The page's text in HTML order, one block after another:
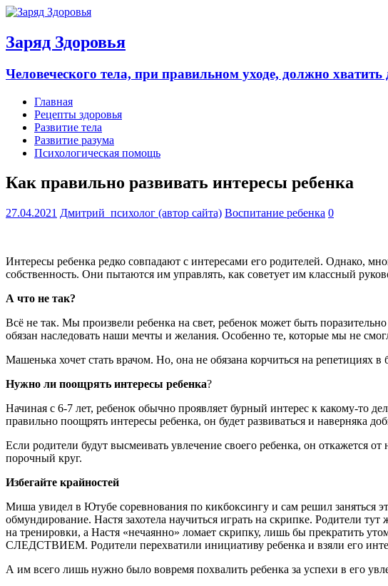
Заряд Здоровья
Человеческого тела, при правильном уходе, должно
Главная
Рецепты здоровья
Развитие тела
Развитие разума
Психологическая помощь
Как правильно развивать интересы ребенка
27.04.2021 Дмитрий_психолог (автор сайта) Воспитание ребенка 0
Интересы ребенка редко совпадают с интересами его родителей. Однако,
собственность. Они пытаются им управлять, как советует им классный
А что не так?
Всё не так. Мы произвели ребенка на свет, ребенок может быть
обязан наследовать наши мечты и желания. Особенно те, которые мы не
Машенька хочет стать врачом. Но, она не обязана корчиться на репетициях
Нужно ли поощрять интересы ребенка?
Начиная с 6-7 лет, ребенок обычно проявляет бурный интерес к какому-то
правильно поощрять интересы ребенка, он будет развиваться и наверняка
Если родители будут высмеивать увлечение своего ребенка, он откажется
порочный круг.
Избегайте крайностей
Миша увидел в Ютубе соревнования по кикбоксингу и сам решил заняться
обмундирование. Настя захотела научиться играть на скрипке. Родители
на тренировки, а Настя «нечаянно» ломает скрипку, лишь бы прекратить
СЛЕДСТВИЕМ. Родители перехватили инициативу ребенка и взяли его
А им всего лишь нужно было вовремя похвалить ребенка за успехи в его